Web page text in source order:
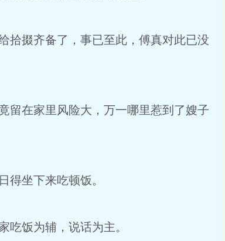
掇齐备了，事已至此，傅真对此已没
在家里风险大，万一哪里惹到了嫂子
坐下来吃顿饭。
饭为辅，说话为主。